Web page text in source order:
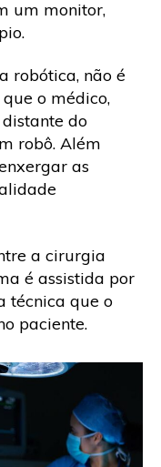
um monitor,
robótica, não é
o médico,
do
robô. Além
as
a cirurgia
é assistida por
técnica que o
paciente.